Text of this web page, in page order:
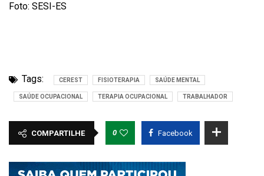
Foto: SESI-ES
Tags: CEREST FISIOTERAPIA SAÚDE MENTAL
SAÚDE OCUPACIONAL TERAPIA OCUPACIONAL TRABALHADOR
COMPARTILHE 0 Facebook